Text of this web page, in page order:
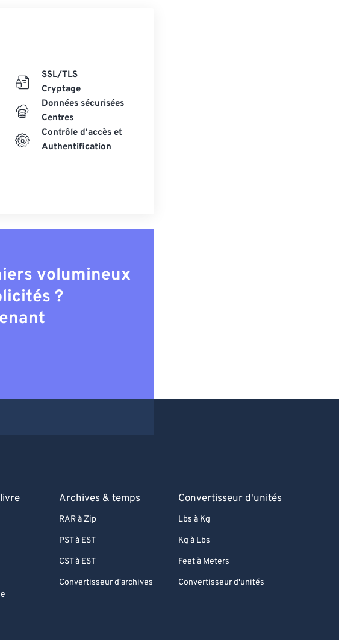
SSL/TLS
Cryptage
Données sécurisées
Centres
Contrôle d'accès et
Authentification
volumineux
?
Archives & temps
RAR à Zip
PST à EST
CST à EST
Convertisseur d'archives
Convertisseur d'unités
Lbs à Kg
Kg à Lbs
Feet à Meters
Convertisseur d'unités